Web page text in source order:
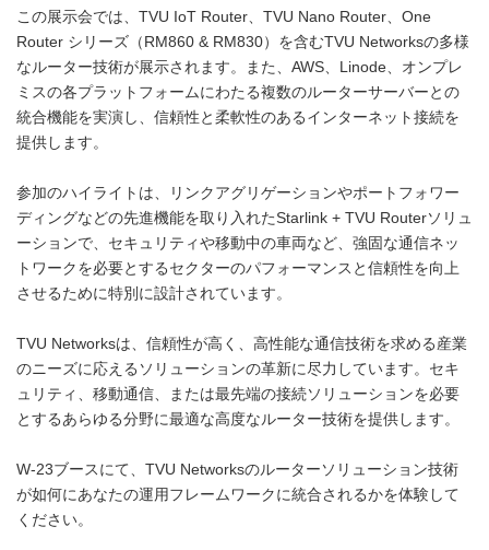
この展示会では、TVU IoT Router、TVU Nano Router、One
Router シリーズ（RM860 & RM830）を含むTVU Networksの多様
なルーター技術が展示されます。また、AWS、Linode、オンプレ
ミスの各プラットフォームにわたる複数のルーターサーバーとの
統合機能を実演し、信頼性と柔軟性のあるインターネット接続を
提供します。
参加のハイライトは、リンクアグリゲーションやポートフォワー
ディングなどの先進機能を取り入れたStarlink + TVU Routerソリュ
ーションで、セキュリティや移動中の車両など、強固な通信ネッ
トワークを必要とするセクターのパフォーマンスと信頼性を向上
させるために特別に設計されています。
TVU Networksは、信頼性が高く、高性能な通信技術を求める産業
のニーズに応えるソリューションの革新に尽力しています。セキ
ュリティ、移動通信、または最先端の接続ソリューションを必要
とするあらゆる分野に最適な高度なルーター技術を提供します。
W-23ブースにて、TVU Networksのルーターソリューション技術
が如何にあなたの運用フレームワークに統合されるかを体験して
ください。